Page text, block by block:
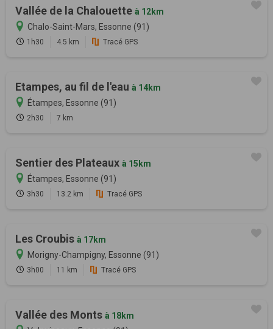
Vallée de la Chalouette à 12km
Chalo-Saint-Mars, Essonne (91)
1h30 4.5 km Tracé GPS
Etampes, au fil de l'eau à 14km
Étampes, Essonne (91)
2h30 7 km
Sentier des Plateaux à 15km
Étampes, Essonne (91)
3h30 13.2 km Tracé GPS
Les Croubis à 17km
Morigny-Champigny, Essonne (91)
3h00 11 km Tracé GPS
Vallée des Monts à 18km